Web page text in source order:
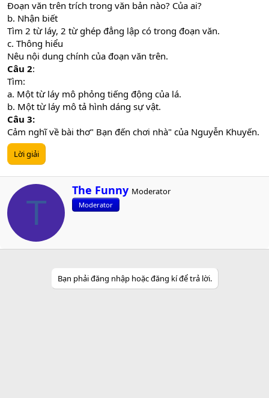
Đoạn văn trên trích trong văn bản nào? Của ai?
b. Nhận biết
Tìm 2 từ láy, 2 từ ghép đẳng lập có trong đoạn văn.
c. Thông hiểu
Nêu nội dung chính của đoạn văn trên.
Câu 2:
Tìm:
a. Một từ láy mô phỏng tiếng động của lá.
b. Một từ láy mô tả hình dáng sự vật.
Câu 3:
Cảm nghĩ về bài thơ" Bạn đến chơi nhà" của Nguyễn Khuyến.
Lời giải
T
W
r
i
n
The Funny Moderator
Moderator
Bạn phải đăng nhập hoặc đăng kí để trả lời.